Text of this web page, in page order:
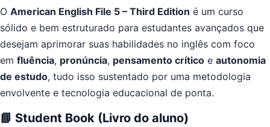
O American English File 5 – Third Edition é um curso
sólido e bem estruturado para estudantes avançados que
desejam aprimorar suas habilidades no inglês com foco
em fluência, pronúncia, pensamento crítico e autonomia
de estudo, tudo isso sustentado por uma metodologia
envolvente e tecnologia educacional de ponta.
📘 Student Book (Livro do aluno)